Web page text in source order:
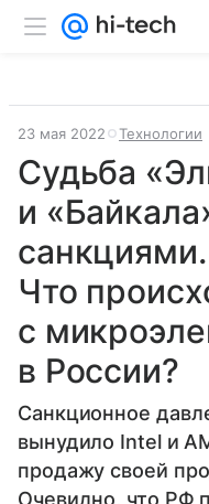
23 мая 2022 Технологии
Судьба
и
санкциями.
Что
с
в России?
Санкционное
вынудило Intel и
продажу своей
Очевидно, что РФ